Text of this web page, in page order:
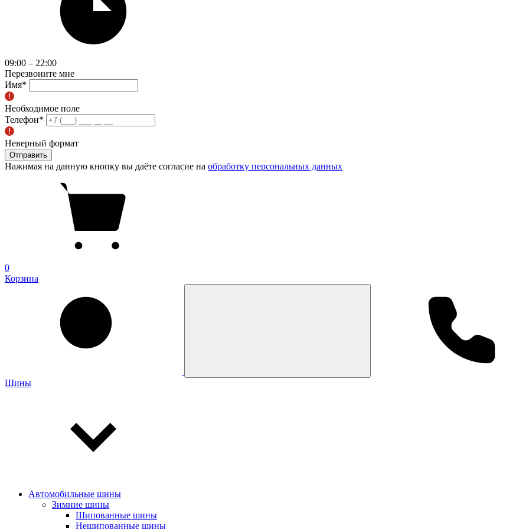
09:00 – 22:00
Перезвоните мне
Имя*
Необходимое поле
Телефон*
Неверный формат
Отправить
Нажимая на данную кнопку вы даёте согласие на обработку персональных данных
0
Корзина
Шины
Автомобильные шины
Зимние шины
Шипованные шины
Нешипованные шины